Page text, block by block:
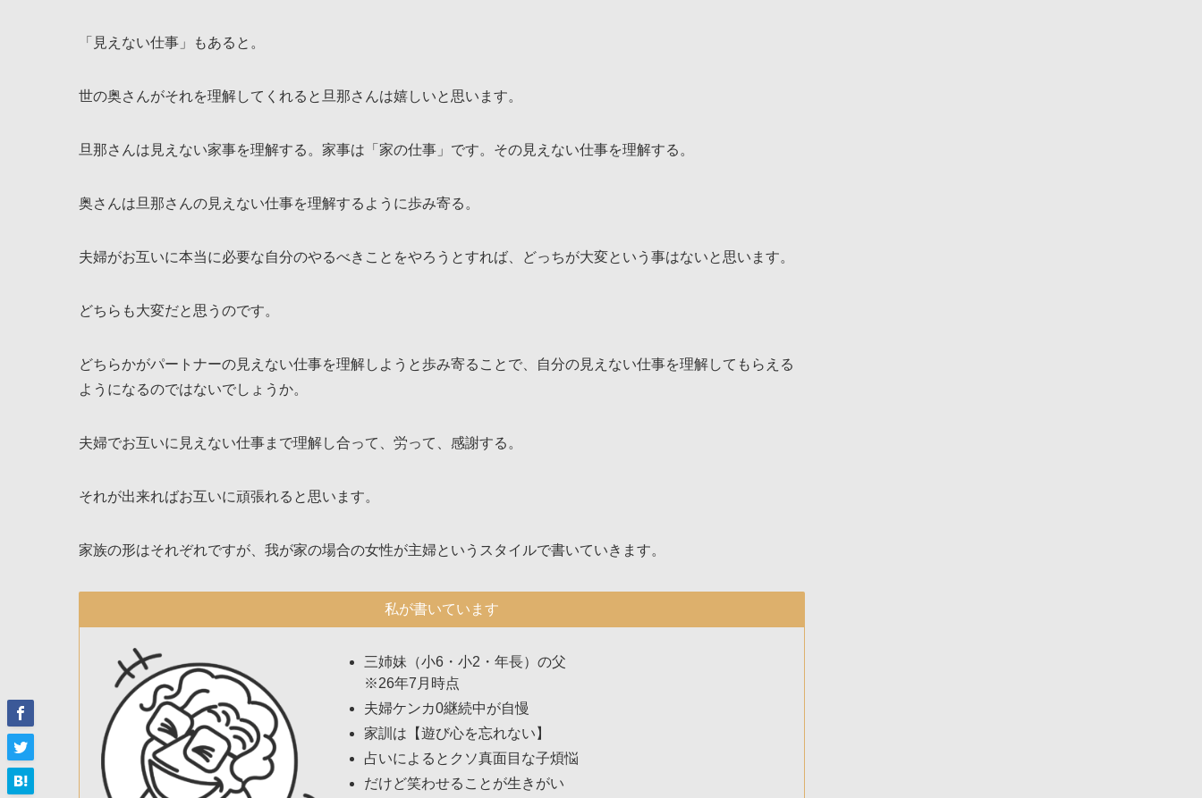
「見えない仕事」もあると。
世の奥さんがそれを理解してくれると旦那さんは嬉しいと思います。
旦那さんは見えない家事を理解する。家事は「家の仕事」です。その見えない仕事を理解する。
奥さんは旦那さんの見えない仕事を理解するように歩み寄る。
夫婦がお互いに本当に必要な自分のやるべきことをやろうとすれば、どっちが大変という事はないと思います。
どちらも大変だと思うのです。
どちらかがパートナーの見えない仕事を理解しようと歩み寄ることで、自分の見えない仕事を理解してもらえる
ようになるのではないでしょうか。
夫婦でお互いに見えない仕事まで理解し合って、労って、感謝する。
それが出来ればお互いに頑張れると思います。
家族の形はそれぞれですが、我が家の場合の女性が主婦というスタイルで書いていきます。
私が書いています
三姉妹（小6・小2・年長）の父
※26年7月時点
夫婦ケンカ0継続中が自慢
家訓は【遊び心を忘れない】
占いによるとクソ真面目な子煩悩
だけど笑わせることが生きがい